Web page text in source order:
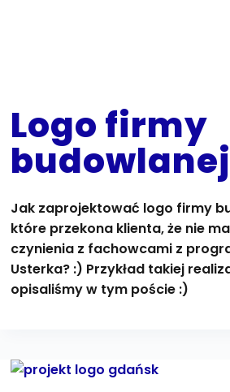
Logo firmy
budowlanej
Jak zaprojektować logo firmy
które przekona klienta, że nie
czynienia z fachowcami z
Usterka? :) Przykład takiej
opisaliśmy w tym poście :)